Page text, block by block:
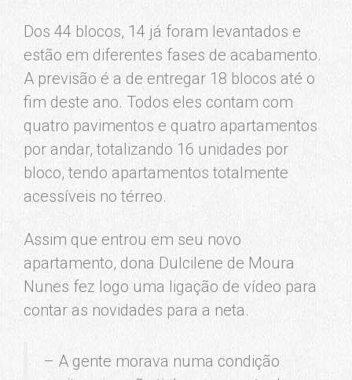
Dos 44 blocos, 14 já foram levantados e
estão em diferentes fases de acabamento.
A previsão é a de entregar 18 blocos até o
fim deste ano. Todos eles contam com
quatro pavimentos e quatro apartamentos
por andar, totalizando 16 unidades por
bloco, tendo apartamentos totalmente
acessíveis no térreo.
Assim que entrou em seu novo
apartamento, dona Dulcilene de Moura
Nunes fez logo uma ligação de vídeo para
contar as novidades para a neta.
– A gente morava numa condição